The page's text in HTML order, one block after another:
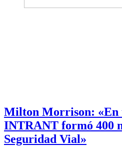
Milton Morrison: «En
INTRANT formó 400
Seguridad Vial»